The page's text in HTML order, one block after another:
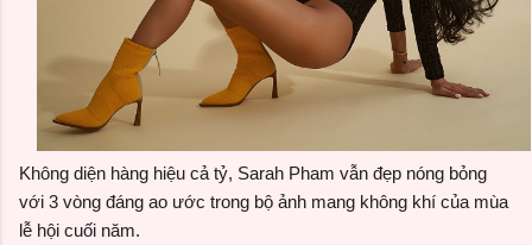
Không diện hàng hiệu cả tỷ, Sarah Pham vẫn đẹp nóng bỏng
với 3 vòng đáng ao ước trong bộ ảnh mang không khí của mùa
lễ hội cuối năm.